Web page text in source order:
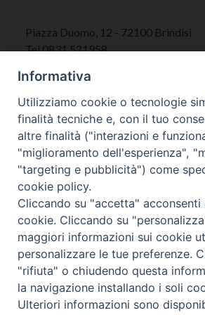
Piazza Duomo, 12 - 72100 Brindisi
Tel 0831.521958
Orari Curia
Mar. / Mer. / Giov. ore 9 - 13
nei mesi estivi solo Martedì ore 9 -
Copyright ©
Informativa
Utilizziamo cookie o tecnologie
finalità tecniche e, con il tuo
altre finalità ("interazioni e
"miglioramento dell'esperienza",
"targeting e pubblicità") come
cookie policy.
Cliccando su "accetta"
cookie. Cliccando su
maggiori informazioni sui cookie
personalizzare le tue preferenze.
"rifiuta" o chiudendo questa
la navigazione installando i soli
Ulteriori informazioni sono